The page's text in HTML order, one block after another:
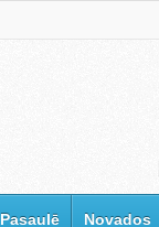
Pasaulē Novados